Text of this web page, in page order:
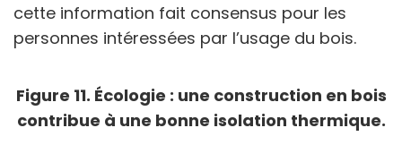
cette information fait consensus pour les
personnes intéressées par l’usage du bois.
Figure 11. Écologie : une construction en bois
contribue à une bonne isolation thermique.